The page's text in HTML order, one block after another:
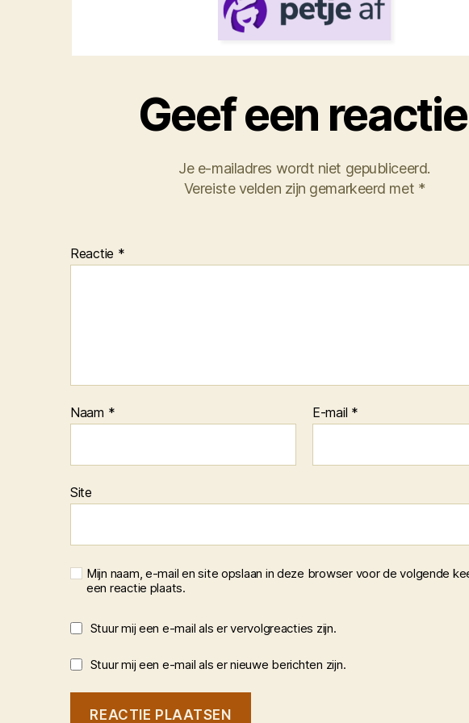
Geef een reactie
Je e-mailadres wordt niet gepubliceerd.
Vereiste velden zijn gemarkeerd met *
Reactie *
Naam * E-mail *
Site
Mijn naam, e-mail en site opslaan in deze browser voor de volgende
een reactie plaats.
Stuur mij een e-mail als er vervolgreacties zijn.
Stuur mij een e-mail als er nieuwe berichten zijn.